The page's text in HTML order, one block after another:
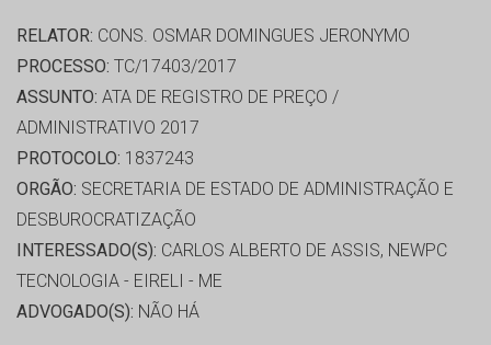
RELATOR: CONS. OSMAR DOMINGUES JERONYMO
PROCESSO: TC/17403/2017
ASSUNTO: ATA DE REGISTRO DE PREÇO /
ADMINISTRATIVO 2017
PROTOCOLO: 1837243
ORGÃO: SECRETARIA DE ESTADO DE ADMINISTRAÇÃO E
DESBUROCRATIZAÇÃO
INTERESSADO(S): CARLOS ALBERTO DE ASSIS, NEWPC
TECNOLOGIA - EIRELI - ME
ADVOGADO(S): NÃO HÁ